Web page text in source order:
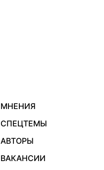
МНЕНИЯ
СПЕЦТЕМЫ
АВТОРЫ
ВАКАНСИИ